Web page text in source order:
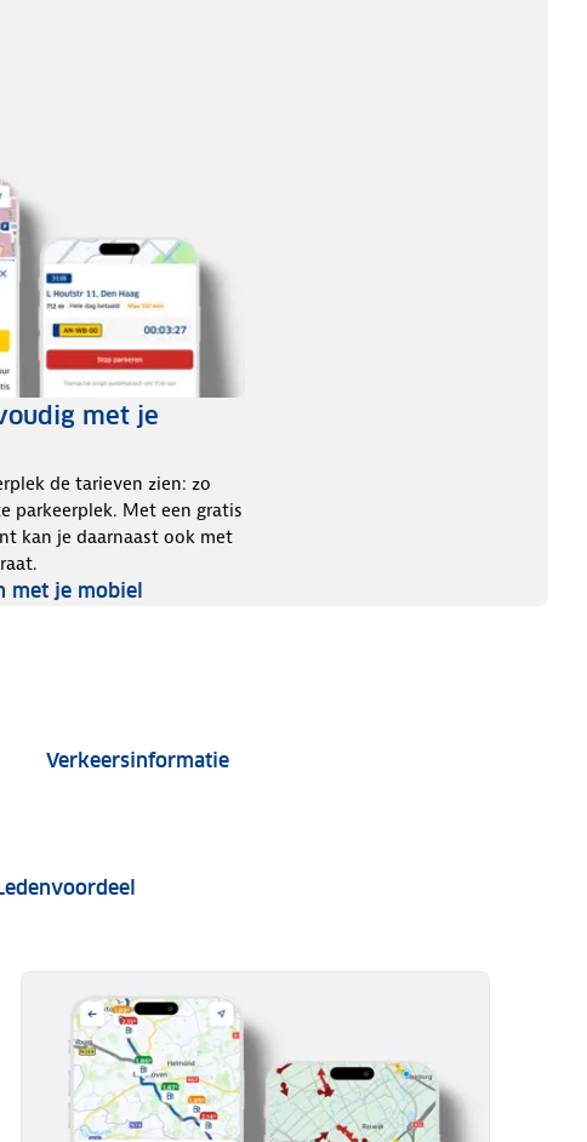
met je
de tarieven zien: zo
parkeerplek. Met een gratis
kan je daarnaast ook met
met je mobiel
Verkeersinformatie